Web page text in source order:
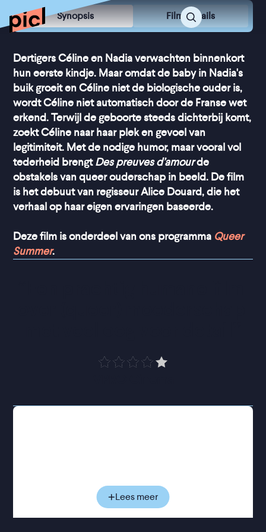
Synopsis Film Details
Dertigers Céline en Nadia verwachten binnenkort
hun eerste kindje. Maar omdat de baby in Nadia's
buik groeit en Céline niet de biologische ouder is,
wordt Céline niet automatisch door de Franse wet
erkend. Terwijl de geboorte steeds dichterbij komt,
zoekt Céline naar haar plek en gevoel van
legitimiteit. Met de nodige humor, maar vooral vol
tederheid brengt Des preuves d’amourde
obstakels van queer ouderschap in beeld. De film
is het debuut van regisseur Alice Douard, die het
verhaal op haar eigen ervaringen baseerde.
Deze film is onderdeel van ons programma Queer
Summer.
Céline kijkt uit naar de komst van haar eerste kind.
plek verdient in het leven van haar eigen dochter. In
dat proces wordt ze gevraagd vijftien verklaringen
te verzamelen die bevestigen dat zij een goede
Lees meer